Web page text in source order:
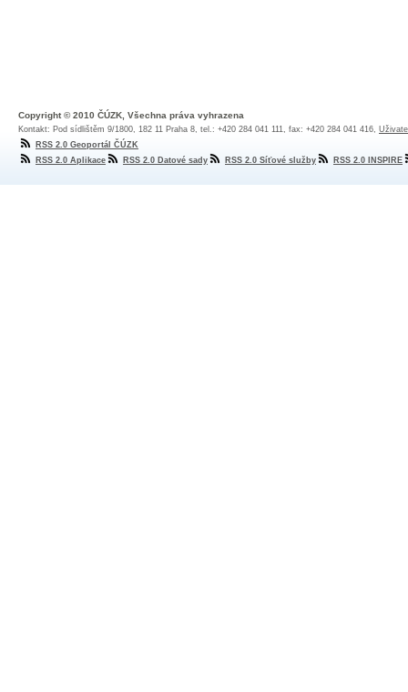
Copyright © 2010 ČÚZK, Všechna práva vyhrazena
Kontakt: Pod sídlištěm 9/1800, 182 11 Praha 8, tel.: +420 284 041 111, fax: +420 284 041 416,
RSS 2.0 Geoportál ČÚZK
RSS 2.0 Aplikace
RSS 2.0 Datové sady RSS 2.0 Síťové služby RSS 2.0 INSPIRE